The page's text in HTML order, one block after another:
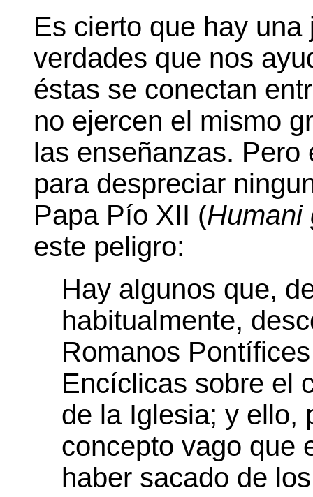
Es cierto que hay
verdades que nos
éstas se conectan
no ejercen el mismo
las enseñanzas. Pero
para despreciar
Papa Pío XII (Humani
este peligro:
Hay algunos que,
habitualmente,
Romanos
Encíclicas sobre el
de la Iglesia; y ello,
concepto vago que
haber sacado de